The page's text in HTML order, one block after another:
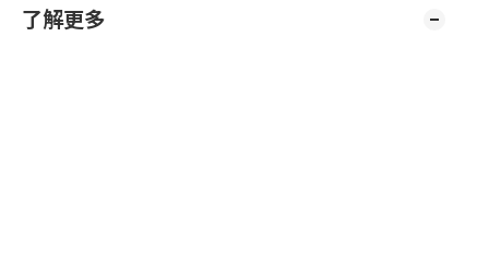
了解更多